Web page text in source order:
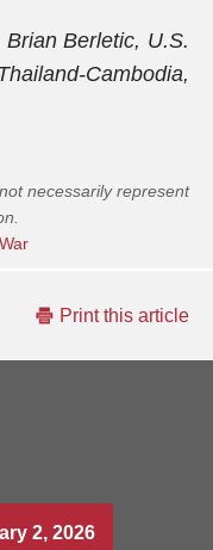
Berletic, U.S.
Cambodia,
necessarily represent
War
Print this article
2, 2026